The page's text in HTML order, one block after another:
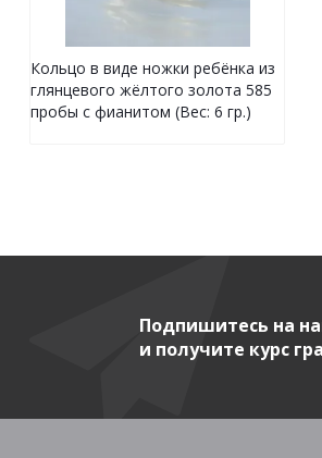
Кольцо в виде ножки ребёнка из
глянцевого жёлтого золота 585
пробы с фианитом (Вес: 6 гр.)
Подпишитесь на
и получите курс